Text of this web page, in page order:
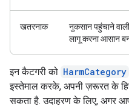
खतरनाक
नुकसान पहुंचाने वाली
लागू करना आसान
इन कैटगरी को HarmCategory
इस्तेमाल करके, अपनी ज़रूरत के
सकता है. उदाहरण के लिए, अगर